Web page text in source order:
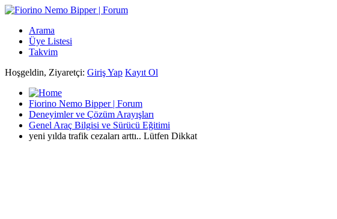
Arama
Üye Listesi
Takvim
Hoşgeldin, Ziyaretçi: Giriş Yap Kayıt Ol
Fiorino Nemo Bipper | Forum
Deneyimler ve Çözüm Arayışları
Genel Araç Bilgisi ve Sürücü Eğitimi
yeni yılda trafik cezaları arttı.. Lütfen Dikkat